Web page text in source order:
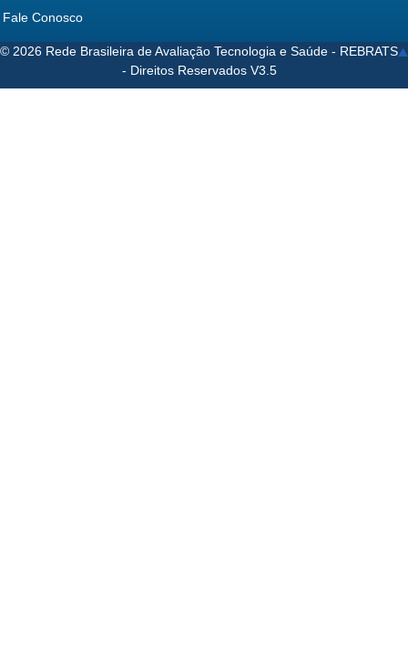
Fale Conosco
© 2026 Rede Brasileira de Avaliação Tecnologia e Saúde - REBRATS
- Direitos Reservados V3.5